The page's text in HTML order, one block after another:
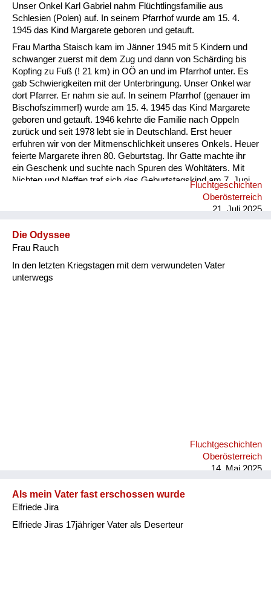
Besatzungsmächte
Frauen, Mütter, Kinder
Versorgung
Heimkehrer
Fluchtgeschichten
Familiengeschichten
Schule und Ausbildung
Wiederaufbau und
Unser Onkel Karl Gabriel nahm Flüchtlingsfamilie aus
Schlesien (Polen) auf. In seinem Pfarrhof wurde am 15. 4.
1945 das Kind Margarete geboren und getauft.
Frau Martha Staisch kam im Jänner 1945 mit 5 Kindern und
schwanger zuerst mit dem Zug und dann von Schärding bis
Kopfing zu Fuß (! 21 km) in OÖ an und im Pfarrhof unter. Es
gab Schwierigkeiten mit der Unterbringung. Unser Onkel war
dort Pfarrer. Er nahm sie auf. In seinem Pfarrhof (genauer im
Bischofszimmer!) wurde am 15. 4. 1945 das Kind Margarete
geboren und getauft. 1946 kehrte die Familie nach Oppeln
zurück und seit 1978 lebt sie in Deutschland. Erst heuer
erfuhren wir von der Mitmenschlichkeit unseres Onkels. Heuer
feierte Margarete ihren 80. Geburtstag. Ihr Gatte machte ihr
ein Geschenk und suchte nach Spuren des Wohltäters. Mit
Nichten und Neffen traf sich das Geburtstagskind am 7. Juni
2025 an dessen Grab (Pfarre Rannariedl, Pühret 4143
Fluchtgeschichten
Oberösterreich
21. Juli 2025
Die Odyssee
Frau Rauch
In den letzten Kriegstagen mit dem verwundeten Vater
unterwegs
Fluchtgeschichten
Oberösterreich
14. Mai 2025
Als mein Vater fast erschossen wurde
Elfriede Jira
Elfriede Jiras 17jähriger Vater als Deserteur